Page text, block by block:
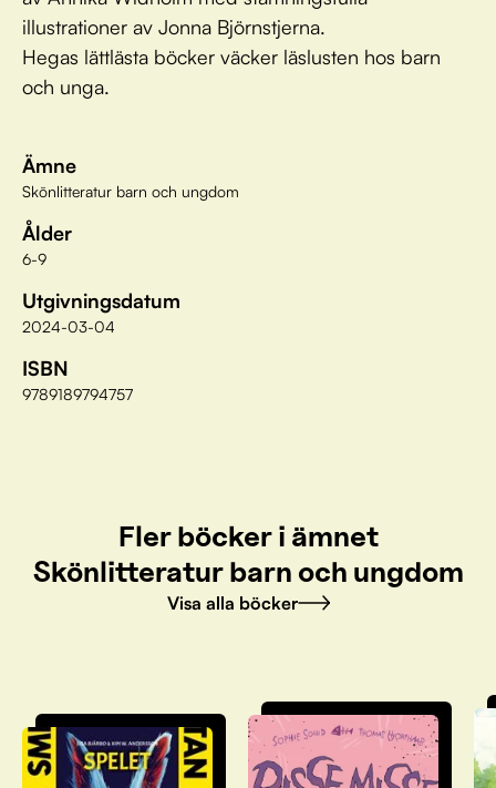
illustrationer av Jonna Björnstjerna.
Hegas lättlästa böcker väcker läslusten hos barn
och unga.
Ämne
Skönlitteratur barn och ungdom
Ålder
6-9
Utgivningsdatum
2024-03-04
ISBN
9789189794757
Fler böcker i ämnet
Skönlitteratur barn och ungdom
Visa alla böcker